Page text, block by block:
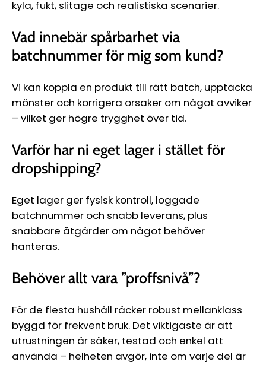
kyla, fukt, slitage och realistiska scenarier.
Vad innebär spårbarhet via
batchnummer för mig som kund?
Vi kan koppla en produkt till rätt batch, upptäcka
mönster och korrigera orsaker om något avviker
– vilket ger högre trygghet över tid.
Varför har ni eget lager i stället för
dropshipping?
Eget lager ger fysisk kontroll, loggade
batchnummer och snabb leverans, plus
snabbare åtgärder om något behöver
hanteras.
Behöver allt vara ”proffsnivå”?
För de flesta hushåll räcker robust mellanklass
byggd för frekvent bruk. Det viktigaste är att
utrustningen är säker, testad och enkel att
använda – helheten avgör, inte om varje del är